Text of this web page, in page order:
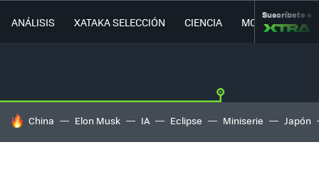
ANÁLISIS XATAKA SELECCIÓN CIENCIA MOVILIDAD
Suscríbete a
HOY SE HABLA DE
China Elon Musk IA Eclipse Miniserie Japón